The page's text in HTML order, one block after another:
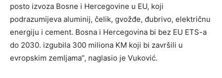
posto izvoza Bosne i Hercegovine u EU, koji
podrazumijeva aluminij, čelik, gvožđe, đubrivo, električnu
energiju i cement. Bosna i Hercegovina bi bez EU ETS-a
do 2030. izgubila 300 miliona KM koji bi završili u
evropskim zemljama”, naglasio je Vuković.